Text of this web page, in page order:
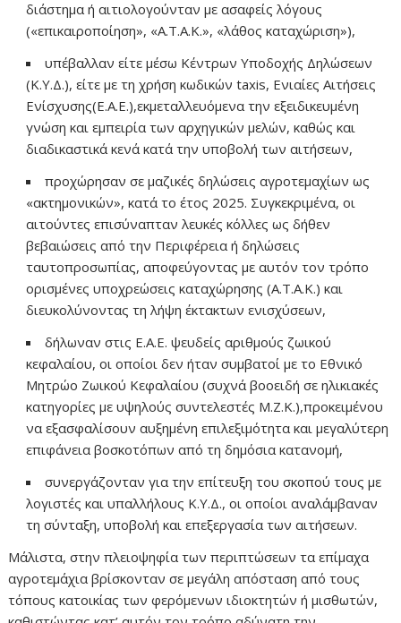
διάστημα ή αιτιολογούνταν με ασαφείς λόγους
(«επικαιροποίηση», «Α.Τ.Α.Κ.», «λάθος καταχώριση»),
υπέβαλλαν είτε μέσω Κέντρων Υποδοχής Δηλώσεων
(Κ.Υ.Δ.), είτε με τη χρήση κωδικών taxis, Ενιαίες Αιτήσεις
Ενίσχυσης(Ε.Α.Ε.),εκμεταλλευόμενα την εξειδικευμένη
γνώση και εμπειρία των αρχηγικών μελών, καθώς και
διαδικαστικά κενά κατά την υποβολή των αιτήσεων,
προχώρησαν σε μαζικές δηλώσεις αγροτεμαχίων ως
«ακτημονικών», κατά το έτος 2025. Συγκεκριμένα, οι
αιτούντες επισύναπταν λευκές κόλλες ως δήθεν
βεβαιώσεις από την Περιφέρεια ή δηλώσεις
ταυτοπροσωπίας, αποφεύγοντας με αυτόν τον τρόπο
ορισμένες υποχρεώσεις καταχώρησης (Α.Τ.Α.Κ.) και
διευκολύνοντας τη λήψη έκτακτων ενισχύσεων,
δήλωναν στις Ε.Α.Ε. ψευδείς αριθμούς ζωικού
κεφαλαίου, οι οποίοι δεν ήταν συμβατοί με το Εθνικό
Μητρώο Ζωικού Κεφαλαίου (συχνά βοοειδή σε ηλικιακές
κατηγορίες με υψηλούς συντελεστές Μ.Ζ.Κ.),προκειμένου
να εξασφαλίσουν αυξημένη επιλεξιμότητα και μεγαλύτερη
επιφάνεια βοσκοτόπων από τη δημόσια κατανομή,
συνεργάζονταν για την επίτευξη του σκοπού τους με
λογιστές και υπαλλήλους Κ.Υ.Δ., οι οποίοι αναλάμβαναν
τη σύνταξη, υποβολή και επεξεργασία των αιτήσεων.
Μάλιστα, στην πλειοψηφία των περιπτώσεων τα επίμαχα
αγροτεμάχια βρίσκονταν σε μεγάλη απόσταση από τους
τόπους κατοικίας των φερόμενων ιδιοκτητών ή μισθωτών,